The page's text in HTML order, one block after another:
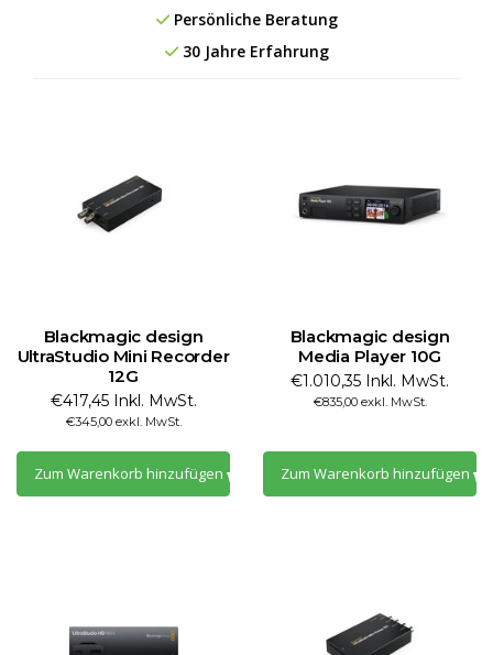
Persönliche Beratung
30 Jahre Erfahrung
Blackmagic design
UltraStudio Mini Recorder
12G
€417,45 Inkl. MwSt.
€345,00 exkl. MwSt.
Zum Warenkorb hinzufügen
Blackmagic design
Media Player 10G
€1.010,35 Inkl. MwSt.
€835,00 exkl. MwSt.
Zum Warenkorb hinzufügen